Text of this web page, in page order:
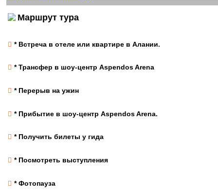
Маршрут тура
* Встреча в отеле или квартире в Алании.
* Трансфер в шоу-центр Aspendos Arena
* Перерыв на ужин
* Прибытие в шоу-центр Aspendos Arena.
* Получить билеты у гида
* Посмотреть выступления
* Фотопауза